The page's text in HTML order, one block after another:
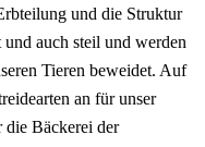
und die Struktur
auch steil und werden
Tieren beweidet. Auf
an für unser
die Bäckerei der